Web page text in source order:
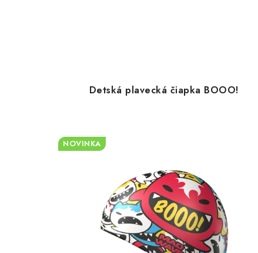
Detská plavecká čiapka BOOO!
NOVINKA